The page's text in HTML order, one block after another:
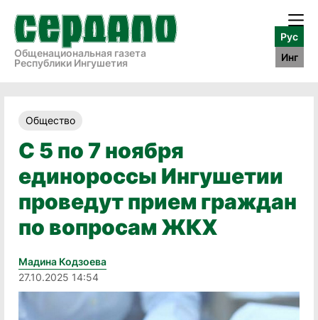
Общенациональная газета
Республики Ингушетия
Рус
Инг
Общество
С 5 по 7 ноября
единороссы Ингушетии
проведут прием граждан
по вопросам ЖКХ
Мадина Кодзоева
27.10.2025 14:54